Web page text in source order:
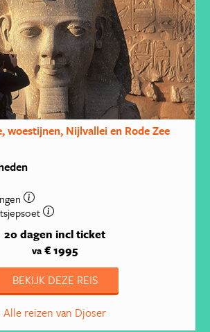
woestijnen, Nijlvallei en Rode Zee
20 dagen incl ticket
va € 1995
BEKIJK DEZE REIS
Alle reizen van Djoser